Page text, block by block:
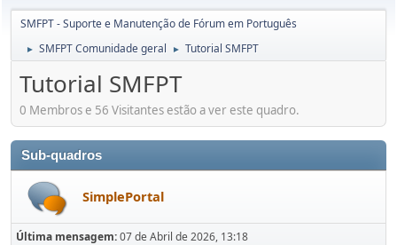
SMFPT - Suporte e Manutenção de Fórum em Português
► SMFPT Comunidade geral ► Tutorial SMFPT
Tutorial SMFPT
0 Membros e 56 Visitantes estão a ver este quadro.
Sub-quadros
SimplePortal
Última mensagem:07 de Abril de 2026, 13:18